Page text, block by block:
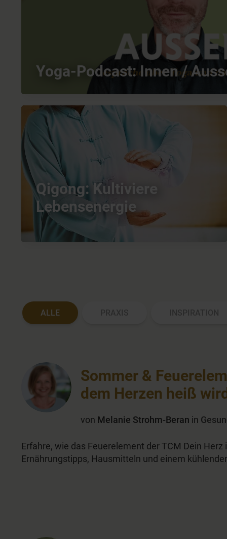
Yoga-Podcast: Innen /
Qigong: Kultiviere
Lebensenergie
ALLE
Sommer &
dem Herzen heiß wird
von Melanie Strohm-Beran in
Erfahre, wie das Feuerelement der TCM Dein
Ernährungstipps, Hausmitteln und einem